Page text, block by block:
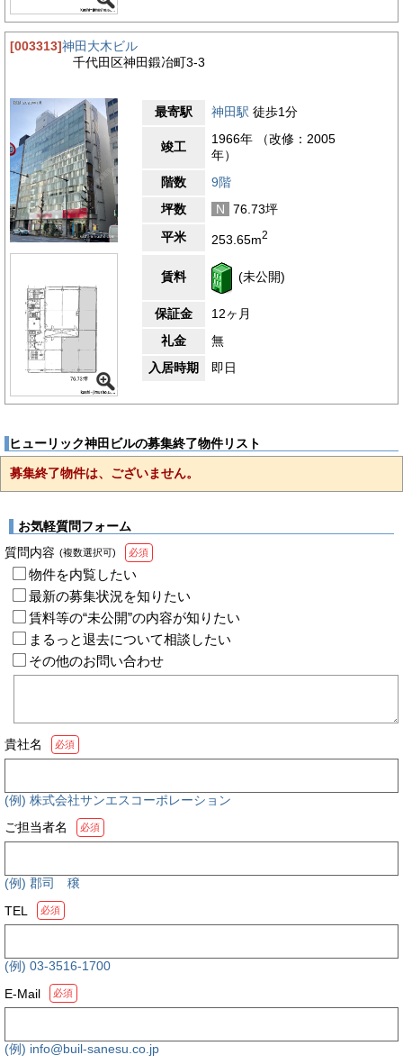
[003313]神田大木ビル
千代田区神田鍛冶町3-3
最寄駅 神田駅 徒歩1分
竣工
1966年 （改修：2005
年）
階数
9階
坪数
N
76.73坪
平米
253.65m2
賃料 (未公開)
保証金
12ヶ月
礼金
無
入居時期
即日
ヒューリック神田ビルの募集終了物件リスト
募集終了物件は、ございません。
お気軽質問フォーム
質問内容 (複数選択可) 必須
物件を内覧したい
最新の募集状況を知りたい
賃料等の“未公開”の内容が知りたい
まるっと退去について相談したい
その他のお問い合わせ
貴社名 必須
(例) 株式会社サンエスコーポレーション
ご担当者名
必須
(例) 郡司 穣
TEL
必須
(例) 03-3516-1700
E-Mail
必須
(例) info@buil-sanesu.co.jp